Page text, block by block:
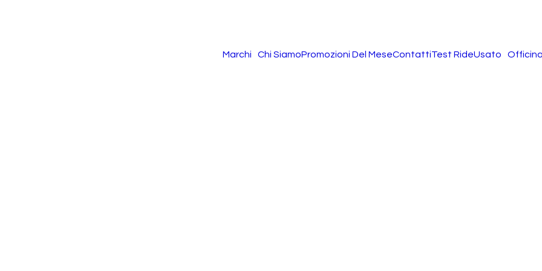
Marchi Chi SiamoPromozioni Del MeseContattiTest RideUsato